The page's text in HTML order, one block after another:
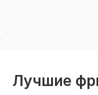
Лучшие